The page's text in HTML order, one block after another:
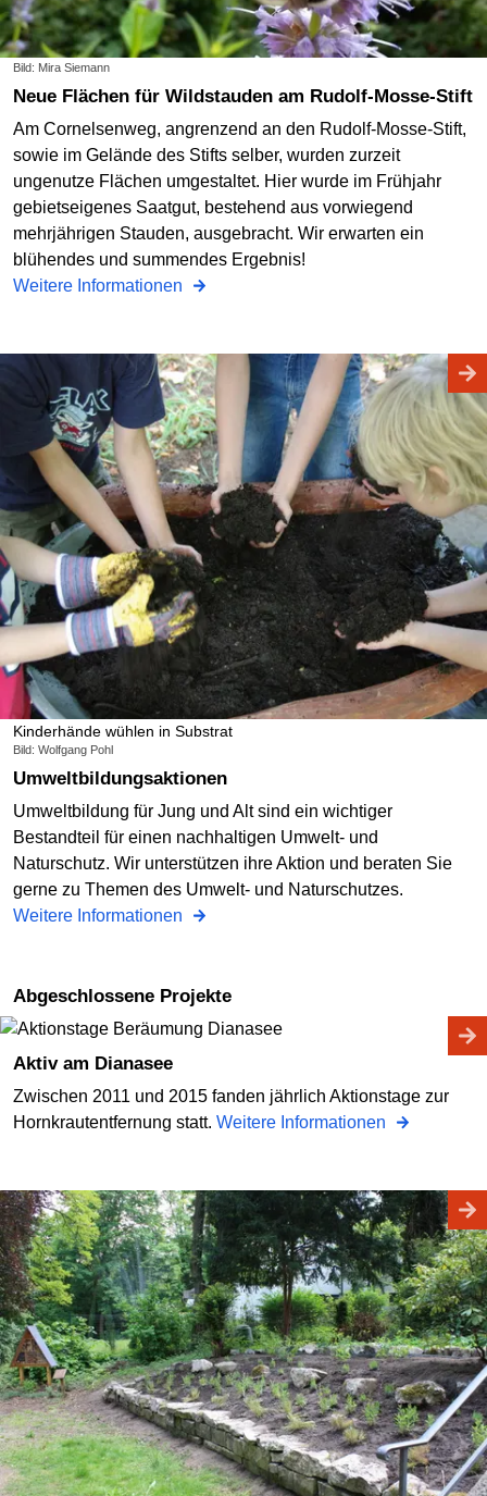
Bild: Mira Siemann
Neue Flächen für Wildstauden am Rudolf-Mosse-Stift
Am Cornelsenweg, angrenzend an den Rudolf-Mosse-Stift,
sowie im Gelände des Stifts selber, wurden zurzeit
ungenutze Flächen umgestaltet. Hier wurde im Frühjahr
gebietseigenes Saatgut, bestehend aus vorwiegend
mehrjährigen Stauden, ausgebracht. Wir erwarten ein
blühendes und summendes Ergebnis!
Weitere Informationen
Kinderhände wühlen in Substrat
Bild: Wolfgang Pohl
Umweltbildungsaktionen
Umweltbildung für Jung und Alt sind ein wichtiger
Bestandteil für einen nachhaltigen Umwelt- und
Naturschutz. Wir unterstützen ihre Aktion und beraten Sie
gerne zu Themen des Umwelt- und Naturschutzes.
Weitere Informationen
Abgeschlossene Projekte
Aktiv am Dianasee
Zwischen 2011 und 2015 fanden jährlich Aktionstage zur
Hornkrautentfernung statt. Weitere Informationen